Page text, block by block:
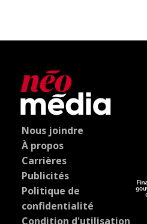
Nous joindre
À propos
Carrières
Publicités
Politique de
confidentialité
Condition d'utilisation